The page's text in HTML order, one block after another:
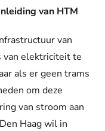
van HTM
van
van elektriciteit te
als er geen trams
om deze
van stroom aan
Haag wil in